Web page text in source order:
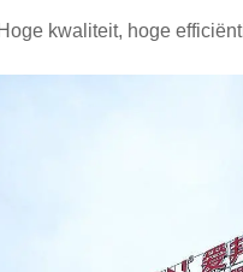
Hoge kwaliteit, hoge